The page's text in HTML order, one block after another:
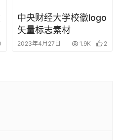
中央财经大学校徽logo
矢量标志素材
2023年4月27日 1.9K 2